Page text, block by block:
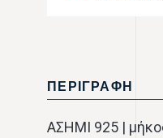
ΠΕΡΙΓΡΑΦΗ
ΑΣΗΜΙ 925 |